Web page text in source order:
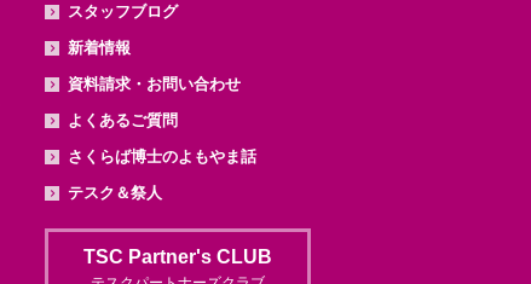
スタッフブログ
新着情報
資料請求・お問い合わせ
よくあるご質問
さくらば博士のよもやま話
テスク＆祭人
TSC Partner's CLUB